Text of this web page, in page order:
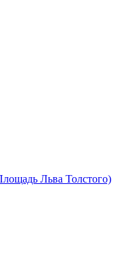
Льва Толстого)